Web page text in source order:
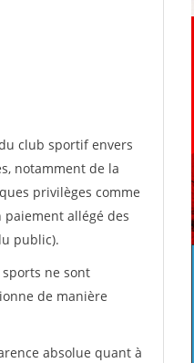
club sportif envers
notamment de la
privilèges comme
allégé des
public).
ne sont
de manière
absolue quant à